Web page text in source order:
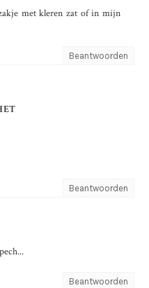
met kleren zat of in mijn
Beantwoorden
Beantwoorden
Beantwoorden